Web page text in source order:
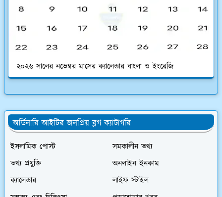
২০২৬ সালের নভেম্বর মাসের ক্যালেন্ডার বাংলা ও ইংরেজি
অর্ডিনারি আইটির জনপ্রিয় ব্লগ ক্যাটাগরি
ইসলামিক পোস্ট
সমকালীন তথ্য
তথ্য প্রযুক্তি
অনলাইন ইনকাম
ক্যালেন্ডার
লাইফ স্টাইল